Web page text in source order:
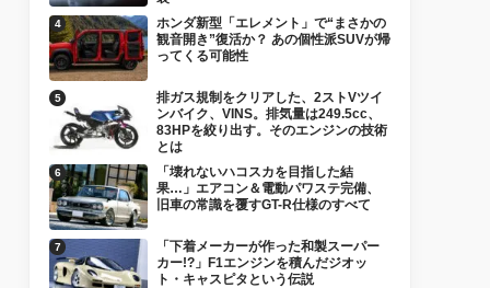
ホンダ新型「エレメント」で“まさかの
観音開き”復活か？ あの個性派SUVが帰
ってくる可能性
排ガス規制をクリアした、2ストVツイ
ンバイク、VINS。排気量は249.5cc、
83HPを絞り出す。そのエンジンの技術
とは
「壊れないハコスカを目指した結
果…」エアコン＆電動パワステ完備、
旧車の常識を覆すGT-R仕様のすべて
「下着メーカーが作った和製スーパー
カー!?」F1エンジンを積んだジオッ
ト・キャスピタという伝説